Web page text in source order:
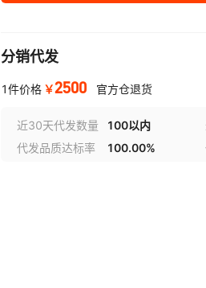
分销代发
1件价格 ￥2500 官方仓退货
近30天代发数量 100以内
代发品质达标率
100.00%